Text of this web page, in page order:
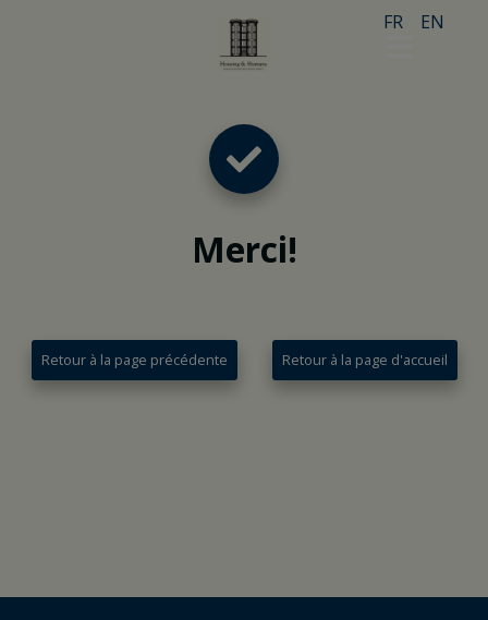
FR EN
Merci!
Retour à la page précédente Retour à la page d'accueil